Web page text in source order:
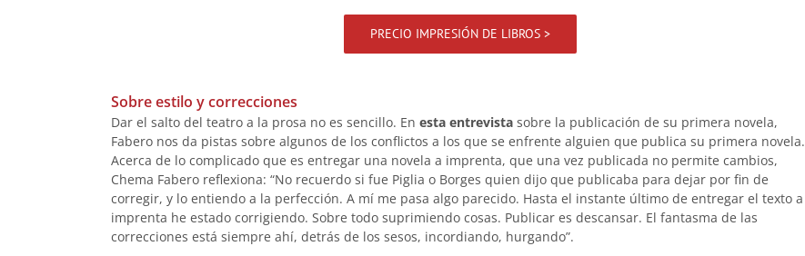
PRECIO IMPRESIÓN DE LIBROS >
Sobre estilo y correcciones
Dar el salto del teatro a la prosa no es sencillo. En esta entrevista sobre la publicación de su primera novela,
Fabero nos da pistas sobre algunos de los conflictos a los que se enfrente alguien que publica su primera novela.
Acerca de lo complicado que es entregar una novela a imprenta, que una vez publicada no permite cambios,
Chema Fabero reflexiona: “No recuerdo si fue Piglia o Borges quien dijo que publicaba para dejar por fin de
corregir, y lo entiendo a la perfección. A mí me pasa algo parecido. Hasta el instante último de entregar el texto a
imprenta he estado corrigiendo. Sobre todo suprimiendo cosas. Publicar es descansar. El fantasma de las
correcciones está siempre ahí, detrás de los sesos, incordiando, hurgando”.